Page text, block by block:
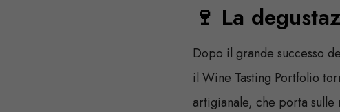
🍷 La
Dopo il grande successo
il Wine Tasting Portfolio
artigianale, che porta